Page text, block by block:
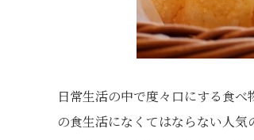
日常生活の中で度々口にする食
の食生活になくてはならない人